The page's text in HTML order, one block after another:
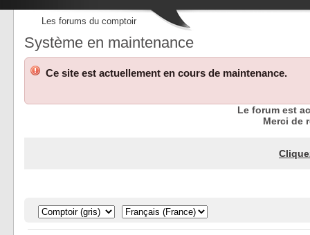
Les forums du comptoir
Système en maintenance
Ce site est actuellement en cours de maintenance.
Le forum est
Merci de